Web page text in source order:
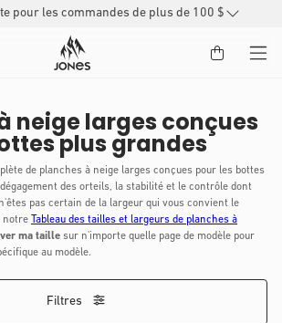
pour les commandes de plus de 100 $
neige larges conçues
plus grandes
de planches à neige larges conçues pour les bottes
des orteils, la stabilité et le contrôle dont
pas certain de la largeur qui vous convient le
notre
Tableau des tailles et largeurs de planches à
ma taille sur n'importe quelle page de modèle pour
au modèle.
Filtres